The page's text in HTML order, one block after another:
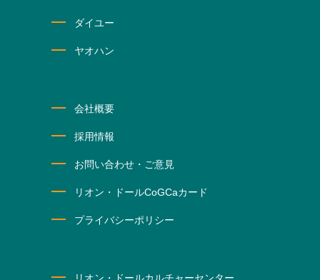
ダイユー
ヤオハン
会社概要
採用情報
お問い合わせ・ご意見
リオン・ドールCoGCaカード
プライバシーポリシー